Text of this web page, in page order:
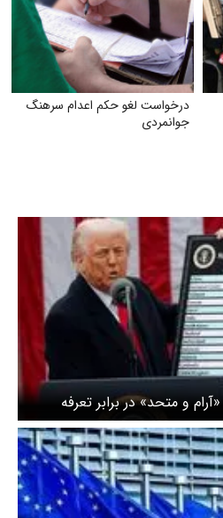
درخواست لغو حکم اعدام سرهنگ
جوانمردی
و متحد» در برابر تعرفه